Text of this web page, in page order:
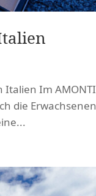
Italien Im AMONTI
die Erwachsenen